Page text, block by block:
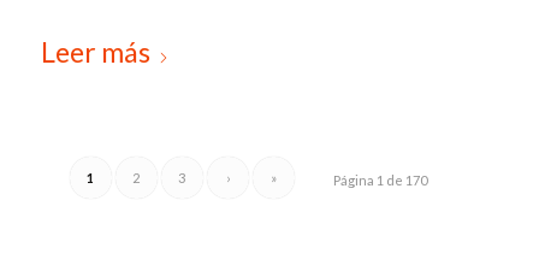
Leer más
Página 1 de 170
1 2 3 › »